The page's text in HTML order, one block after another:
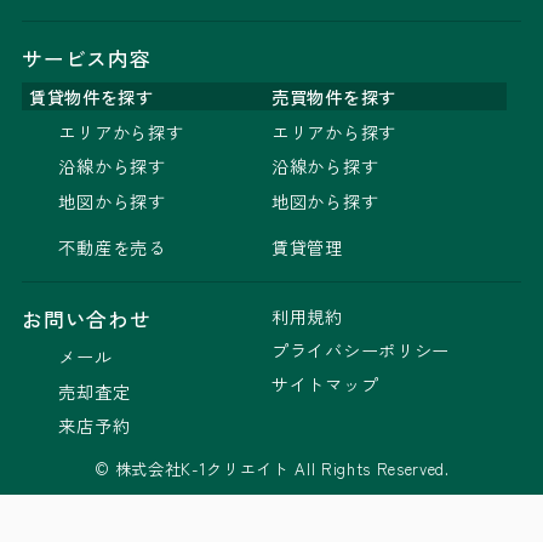
サービス内容
賃貸物件を探す
売買物件を探す
エリアから探す
沿線から探す
地図から探す
不動産を売る
エリアから探す
沿線から探す
地図から探す
賃貸管理
お問い合わせ
メール
売却査定
来店予約
利用規約
プライバシーポリシー
サイトマップ
© 株式会社K-1クリエイト All Rights Reserved.